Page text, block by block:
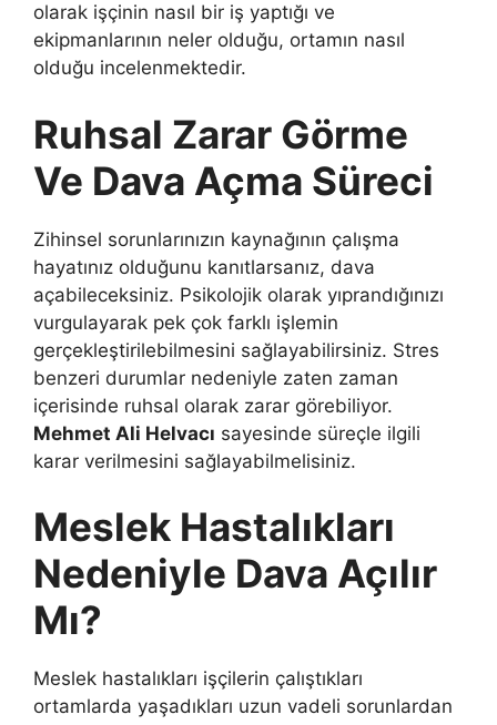
olarak işçinin nasıl bir iş yaptığı ve
ekipmanlarının neler olduğu, ortamın nasıl
olduğu incelenmektedir.
Ruhsal Zarar Görme
Ve Dava Açma Süreci
Zihinsel sorunlarınızın kaynağının çalışma
hayatınız olduğunu kanıtlarsanız, dava
açabileceksiniz. Psikolojik olarak yıprandığınızı
vurgulayarak pek çok farklı işlemin
gerçekleştirilebilmesini sağlayabilirsiniz. Stres
benzeri durumlar nedeniyle zaten zaman
içerisinde ruhsal olarak zarar görebiliyor.
Mehmet Ali Helvacı sayesinde süreçle ilgili
karar verilmesini sağlayabilmelisiniz.
Meslek Hastalıkları
Nedeniyle Dava Açılır
Mı?
Meslek hastalıkları işçilerin çalıştıkları
ortamlarda yaşadıkları uzun vadeli sorunlardan